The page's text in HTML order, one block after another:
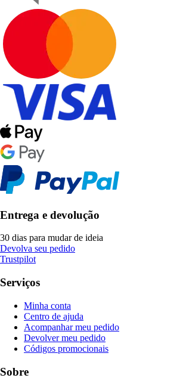
Entrega e devolução
30 dias para mudar de ideia
Devolva seu pedido
Trustpilot
Serviços
Minha conta
Centro de ajuda
Acompanhar meu pedido
Devolver meu pedido
Códigos promocionais
Sobre